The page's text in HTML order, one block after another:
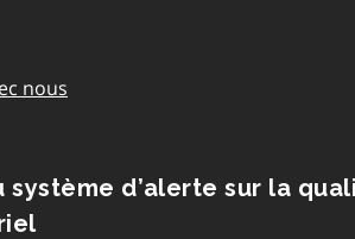
nous
système d’alerte sur la